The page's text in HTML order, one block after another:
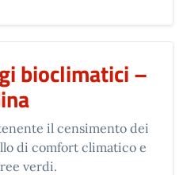
bioclimatici –
il censimento dei
di comfort climatico e
verdi.